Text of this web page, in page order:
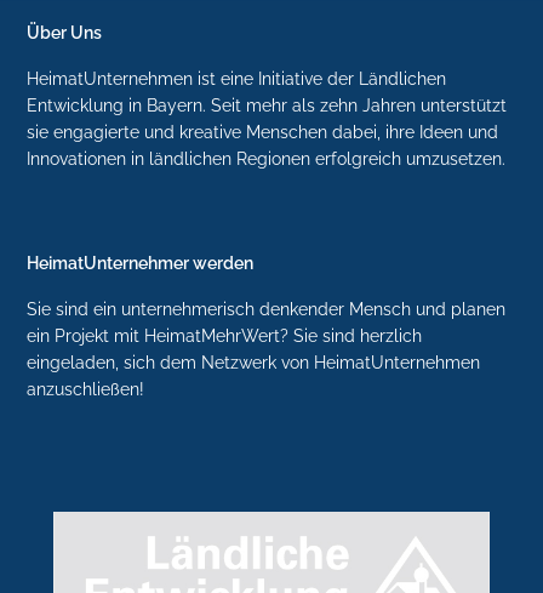
Über Uns
HeimatUnternehmen ist eine Initiative der Ländlichen
Entwicklung in Bayern. Seit mehr als zehn Jahren unterstützt
sie engagierte und kreative Menschen dabei, ihre Ideen und
Innovationen in ländlichen Regionen erfolgreich umzusetzen.
HeimatUnternehmer werden
Sie sind ein unternehmerisch denkender Mensch und planen
ein Projekt mit HeimatMehrWert? Sie sind herzlich
eingeladen, sich dem Netzwerk von HeimatUnternehmen
anzuschließen!